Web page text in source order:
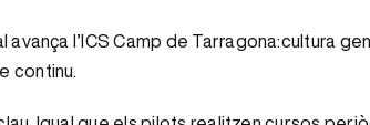
avança l’ICS Camp de Tarragona:cultura
continu.